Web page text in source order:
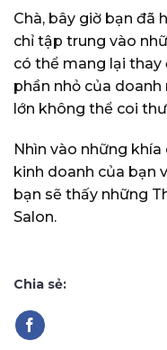
Chà, bây giờ bạn đã
chỉ tập trung vào
có thể mang lại thay
phần nhỏ của
lớn không thể coi
Nhìn vào những
kinh doanh của bạn
bạn sẽ thấy những
Salon.
Chia sẻ: